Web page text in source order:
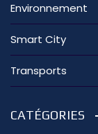
Environnement
Smart City
Transports
CATÉGORIES